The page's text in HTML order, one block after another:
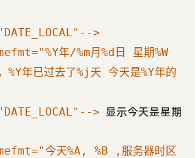
>
年/%m月%d日 星期%W
%Y年已过去了%j天 今天是%Y年的
> 显示今天是星期
今天%A, %B ,服务器时区